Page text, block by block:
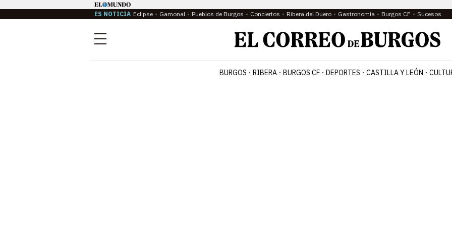
ES NOTICIA Eclipse Gamonal Pueblos de Burgos Conciertos Ribera del Duero Gastronomía Burgos CF Sucesos
Menú
BURGOS RIBERA BURGOS CF DEPORTES CASTILLA Y LEÓN